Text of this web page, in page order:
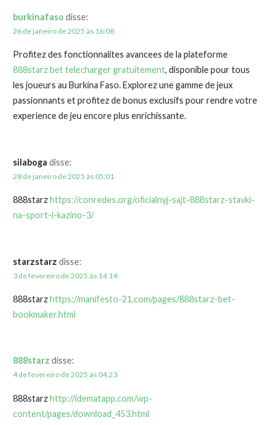
burkinafaso disse:
26 de janeiro de 2025 às 16:08
Profitez des fonctionnalites avancees de la plateforme
888starz bet telecharger gratuitement, disponible pour tous
les joueurs au Burkina Faso. Explorez une gamme de jeux
passionnants et profitez de bonus exclusifs pour rendre votre
experience de jeu encore plus enrichissante.
silaboga disse:
28 de janeiro de 2025 às 05:01
888starzhttps://conredes.org/oficialnyj-sajt-888starz-stavki-
na-sport-i-kazino-3/
starzstarz disse:
3 de fevereiro de 2025 às 14:14
888starzhttps://manifesto-21.com/pages/888starz-bet-
bookmaker.html
888starz disse:
4 de fevereiro de 2025 às 04:23
888starzhttp://idematapp.com/wp-
content/pages/download_453.html